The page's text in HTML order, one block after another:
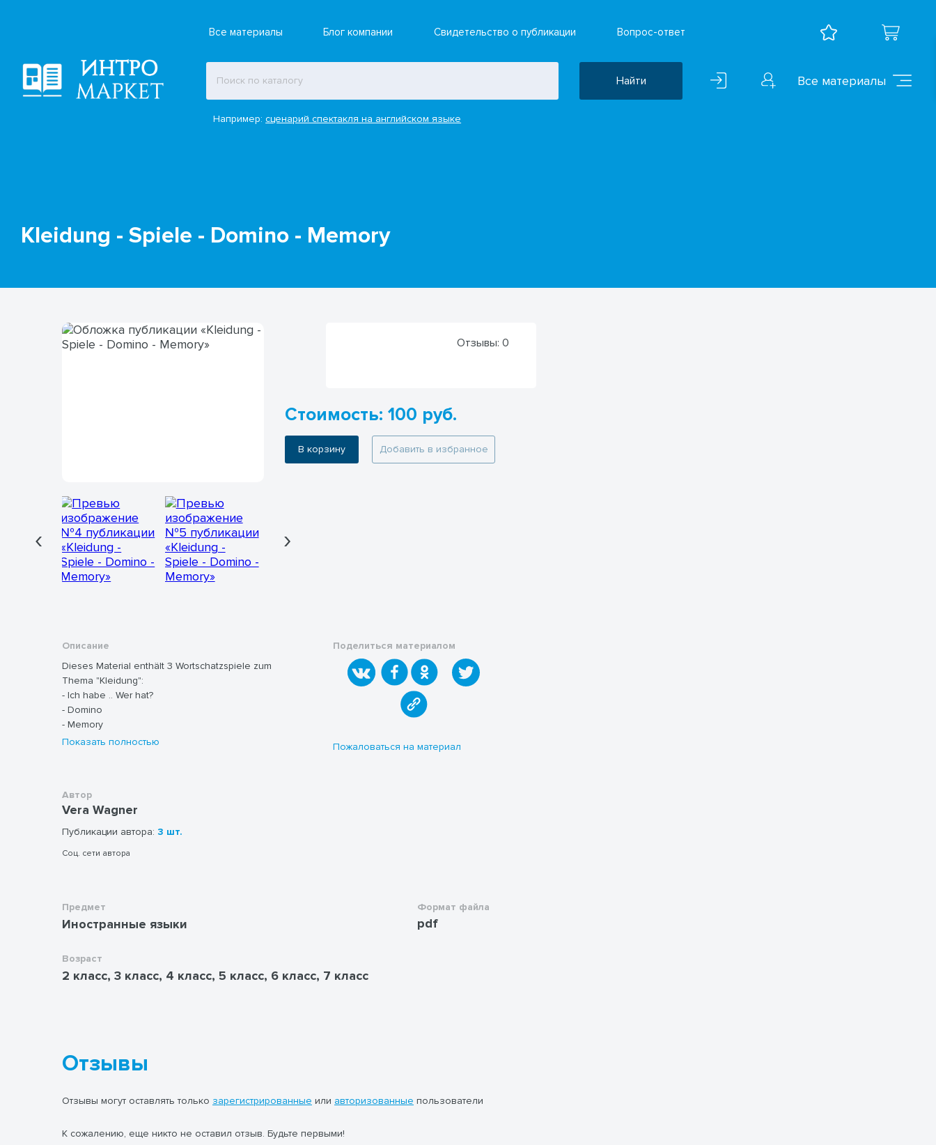
Все материалы Блог компании Свидетельство о публикации Вопрос-ответ
Найти
Например:сценарий спектакля на английском языке
Все материалы
Kleidung - Spiele - Domino - Memory
‹ ›
Отзывы: 0
Стоимость: 100 руб.
В корзину Добавить в избранное
Описание
Dieses Material enthält 3 Wortschatzspiele zum
Thema "Kleidung":
- Ich habe .. Wer hat?
- Domino
- Memory
Показать полностью
Поделиться материалом
Пожаловаться на материал
Автор
Vera Wagner
Публикации автора: 3 шт.
Соц. сети автора
Предмет
Иностранные языки
Возраст
2 класс, 3 класс, 4 класс, 5 класс, 6 класс, 7 класс
Формат файла
pdf
Отзывы
Отзывы могут оставлять только зарегистрированные или авторизованные пользователи
К сожалению, еще никто не оставил отзыв. Будьте первыми!